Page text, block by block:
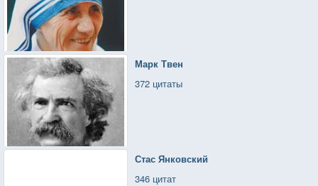
Марк Твен
372 цитаты
Стас Янковский
346 цитат